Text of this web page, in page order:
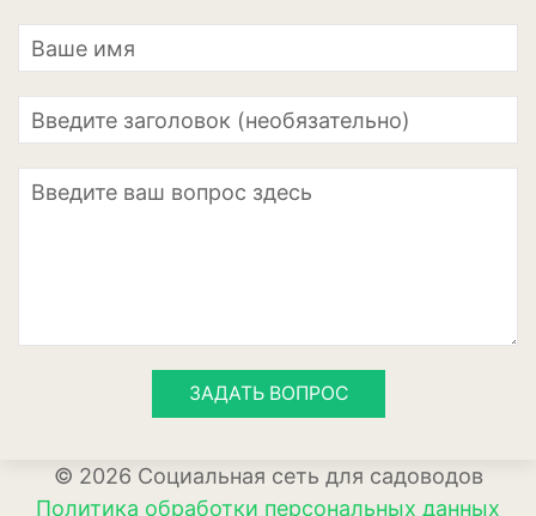
Барбарис
Гранат
Грецкий орех
Калина
ЗАДАТЬ ВОПРОС
© 2026 Социальная сеть для садоводов
Политика обработки персональных данных